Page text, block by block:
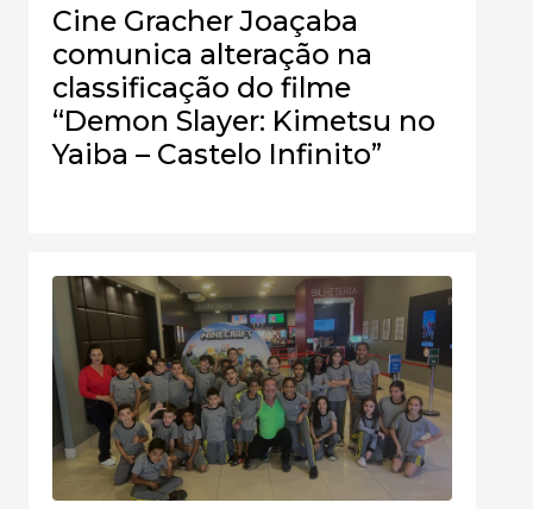
Cine Gracher Joaçaba
comunica alteração na
classificação do filme
“Demon Slayer: Kimetsu no
Yaiba – Castelo Infinito”